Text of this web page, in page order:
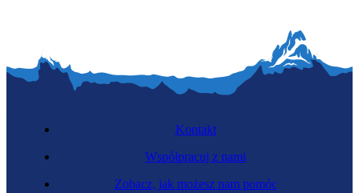
Kontakt
Współpracuj z nami
Zobacz, jak możesz nam pomóc